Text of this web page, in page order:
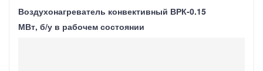
Воздухонагреватель конвективный ВРК-0.15
МВт, б/у в рабочем состоянии